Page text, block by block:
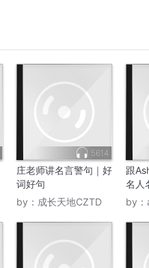
5614
庄老师讲名言警句｜好
词好句
by： 成长天地CZTD
跟
名人
by：